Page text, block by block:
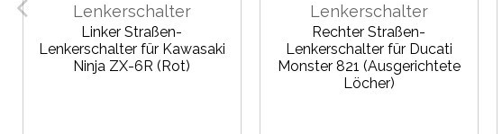
Lenkerschalter
Linker Straßen-
Lenkerschalter für Kawasaki
Ninja ZX-6R (Rot)
Lenkerschalter
Rechter Straßen-
Lenkerschalter für Ducati
Monster 821 (Ausgerichtete
Löcher)